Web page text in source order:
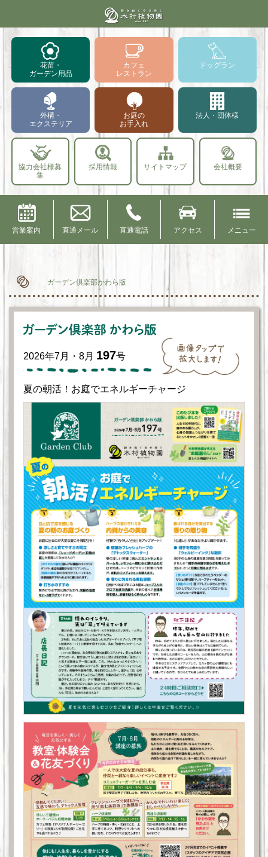
花苗・
ガーデン用品
カフェ
レストラン
ドッグラン
外構・
エクステリア
お庭の
お手入れ
法人・団体様
協力会社様募
集
採用情報 サイトマップ 会社概要
営業案内 直通メール 直通電話 アクセス メニュー
ガーデン倶楽部かわら版
2026年7月・8月 197号
夏の朝活！お庭でエネルギーチャージ